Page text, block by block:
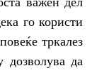
го користи
тркалез
дозволува да